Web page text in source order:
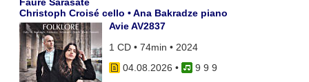
Fauré Sarasate
Christoph Croisé cello • Ana Bakradze piano
Avie AV2837
1 CD • 74min • 2024
04.08.2026 •
9 9 9